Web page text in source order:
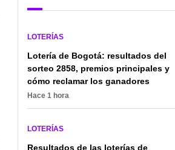
LOTERÍAS
Lotería de Bogotá: resultados del
sorteo 2858, premios principales y
cómo reclamar los ganadores
Hace 1 hora
LOTERÍAS
Resultados de las loterías de